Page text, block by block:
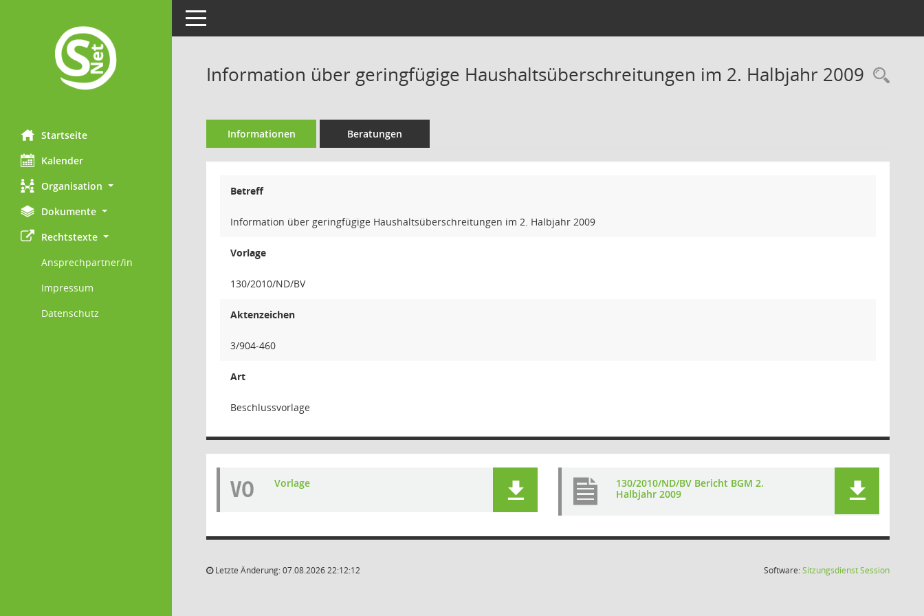
Startseite
Kalender
Organisation
Dokumente
Rechtstexte
Ansprechpartner/in
Impressum
Datenschutz
Toggle navigation
Information über geringfügige Haushaltsüberschreitungen im 2. Halbjahr 2009
Informationen Beratungen
Betreff
Information über geringfügige Haushaltsüberschreitungen im 2. Halbjahr 2009
Vorlage
130/2010/ND/BV
Aktenzeichen
3/904-460
Art
Beschlussvorlage
VO Vorlage
130/2010/ND/BV Bericht BGM 2.
Halbjahr 2009
Letzte Änderung: 07.08.2026 22:12:12 Software:SitzungsdienstSession(Wird in